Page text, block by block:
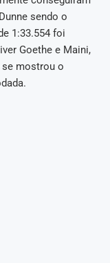
sendo o
1:33.554 foi
Goethe e Maini,
mostrou o